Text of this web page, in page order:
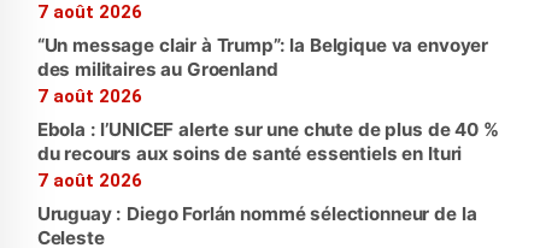
7 août 2026
“Un message clair à Trump”: la Belgique va envoyer
des militaires au Groenland
7 août 2026
Ebola : l’UNICEF alerte sur une chute de plus de 40 %
du recours aux soins de santé essentiels en Ituri
7 août 2026
Uruguay : Diego Forlán nommé sélectionneur de la
Celeste